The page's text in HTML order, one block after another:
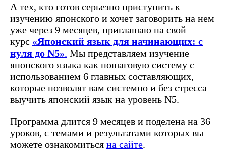
А тех, кто готов серьезно приступить к
изучению японского и хочет заговорить на нем
уже через 9 месяцев, приглашаю на свой
курс «Японский язык для начинающих: с
нуля до N5». Мы представляем изучение
японского языка как пошаговую систему с
использованием 6 главных составляющих,
которые позволят вам системно и без стресса
выучить японский язык на уровень N5.
Программа длится 9 месяцев и поделена на 36
уроков, с темами и результатами которых вы
можете ознакомиться на сайте.